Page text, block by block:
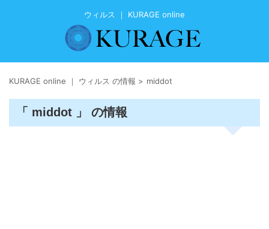
ウィルス ｜ KURAGE online
KURAGE online ｜ ウィルス の情報 > middot
「 middot 」 の情報